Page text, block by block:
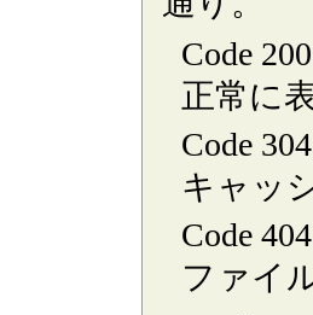
Code
正常に
Code
キャッ
Code
ファイ